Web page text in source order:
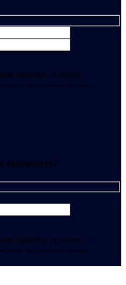
принять условия:
своих персональных данных
интересует?
принять условия:
своих персональных данных